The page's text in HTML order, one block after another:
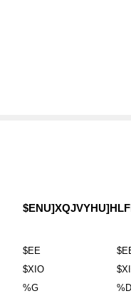
$EE
$XIO
%G